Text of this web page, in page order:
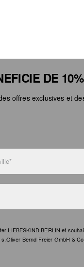
DE 10%
offres exclusives et
LIEBESKIND BERLIN et
Bernd Freier GmbH &